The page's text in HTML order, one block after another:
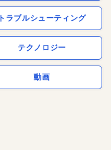
トラブルシューティング
テクノロジー
動画